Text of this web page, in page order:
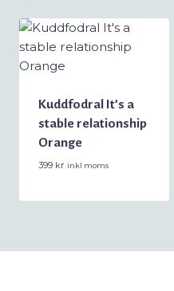
Kuddfodral It’s a
stable relationship
Orange
399 kr inkl moms